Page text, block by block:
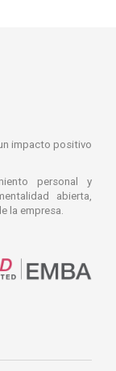
impacto positivo
personal y
abierta,
la empresa.